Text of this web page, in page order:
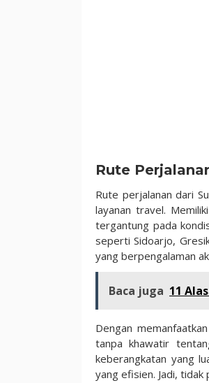
Rute
Rute perjalanan dari
layanan travel.
tergantung pada
seperti Sidoarjo,
yang berpengalaman
Baca juga 11
Dengan
tanpa khawatir
keberangkatan yang
yang efisien. Jadi,